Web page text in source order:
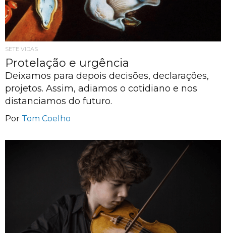
SETE VIDAS
Protelação e urgência
Deixamos para depois decisões, declarações,
projetos. Assim, adiamos o cotidiano e nos
distanciamos do futuro.
Por Tom Coelho